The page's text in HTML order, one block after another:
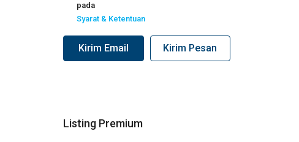
pada
Syarat & Ketentuan
Kirim Email Kirim Pesan
Listing Premium